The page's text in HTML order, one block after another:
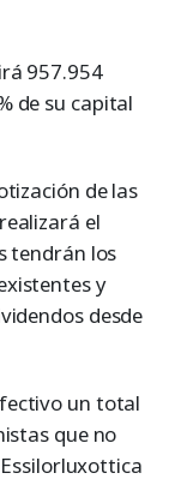
957.954
de su capital
de las
el
tendrán los
y
desde
un total
que no